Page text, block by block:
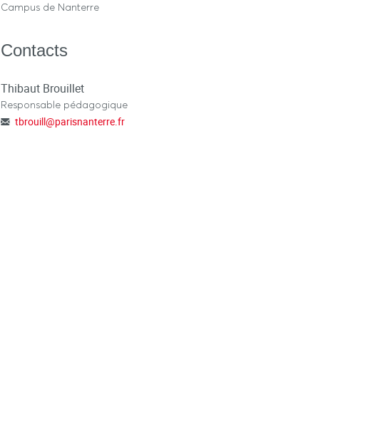
Campus de Nanterre
Contacts
Thibaut Brouillet
Responsable pédagogique
tbrouill@parisnanterre.fr